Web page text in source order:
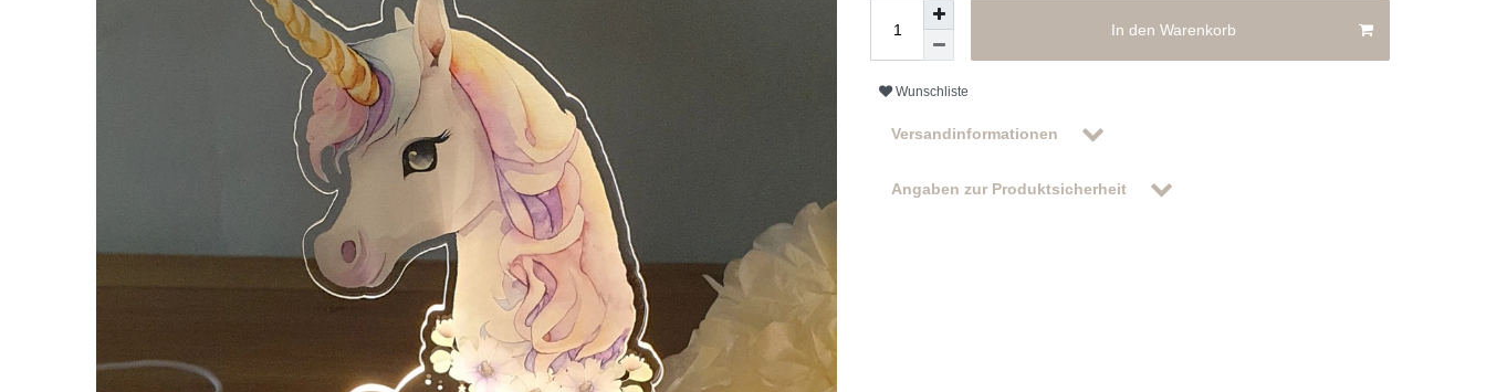
In den Warenkorb
Wunschliste
Versandinformationen
Angaben zur Produktsicherheit